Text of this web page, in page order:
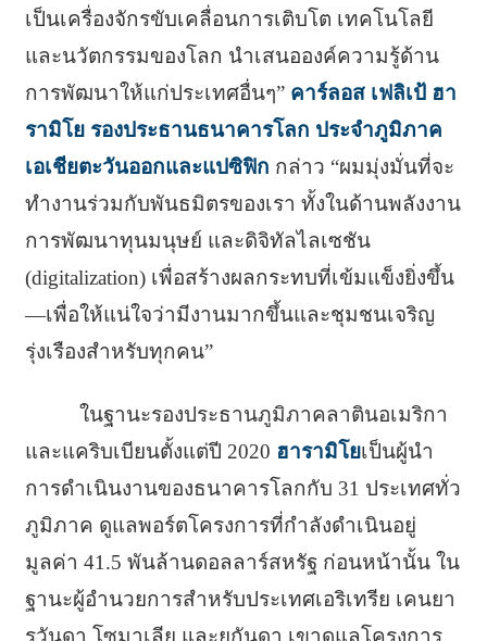
เป็นเครื่องจักรขับเคลื่อนการเติบโต เทคโนโลยี
และนวัตกรรมของโลก นำเสนอองค์ความรู้ด้าน
การพัฒนาให้แก่ประเทศอื่นๆ” คาร์ลอส เฟลิเป้ ฮา
รามิโย รองประธานธนาคารโลก ประจำภูมิภาค
เอเชียตะวันออกและแปซิฟิก กล่าว “ผมมุ่งมั่นที่จะ
ทำงานร่วมกับพันธมิตรของเรา ทั้งในด้านพลังงาน
การพัฒนาทุนมนุษย์ และดิจิทัลไลเซชัน
(digitalization) เพื่อสร้างผลกระทบที่เข้มแข็งยิ่งขึ้น
—เพื่อให้แน่ใจว่ามีงานมากขึ้นและชุมชนเจริญ
รุ่งเรืองสำหรับทุกคน”
ในฐานะรองประธานภูมิภาคลาตินอเมริกา
และแคริบเบียนตั้งแต่ปี 2020 ฮารามิโยเป็นผู้นำ
การดำเนินงานของธนาคารโลกกับ 31 ประเทศทั่ว
ภูมิภาค ดูแลพอร์ตโครงการที่กำลังดำเนินอยู่
มูลค่า 41.5 พันล้านดอลลาร์สหรัฐ ก่อนหน้านั้น ใน
ฐานะผู้อำนวยการสำหรับประเทศเอริเทรีย เคนยา
รวันดา โซมาเลีย และยูกันดา เขาดูแลโครงการ